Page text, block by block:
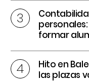
formar
Hito en
las plazas